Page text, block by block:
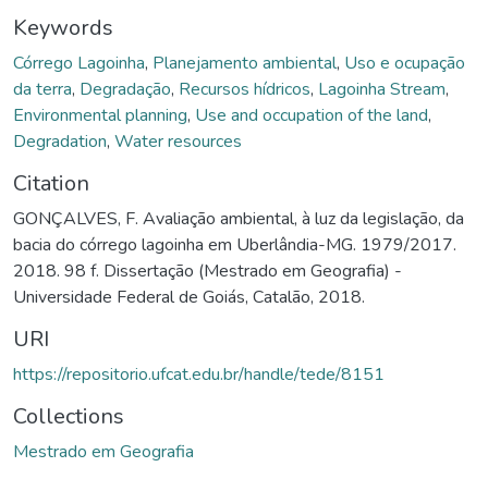
Keywords
Córrego Lagoinha, Planejamento ambiental, Uso e ocupação
da terra, Degradação, Recursos hídricos, Lagoinha Stream,
Environmental planning, Use and occupation of the land,
Degradation, Water resources
Citation
GONÇALVES, F. Avaliação ambiental, à luz da legislação, da
bacia do córrego lagoinha em Uberlândia-MG. 1979/2017.
2018. 98 f. Dissertação (Mestrado em Geografia) -
Universidade Federal de Goiás, Catalão, 2018.
URI
https://repositorio.ufcat.edu.br/handle/tede/8151
Collections
Mestrado em Geografia